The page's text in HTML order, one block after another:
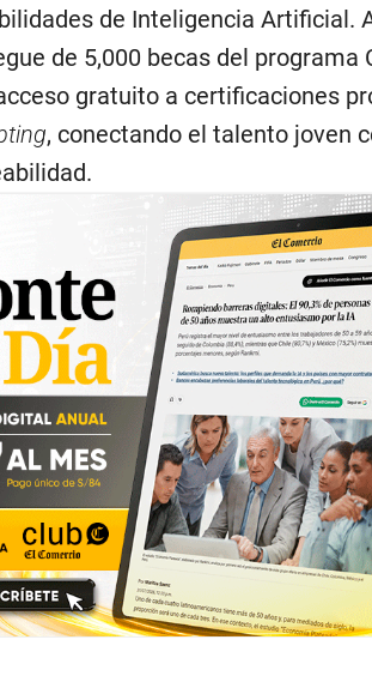
de Inteligencia Artificial.
de 5,000 becas del programa
gratuito a certificaciones
, conectando el talento joven